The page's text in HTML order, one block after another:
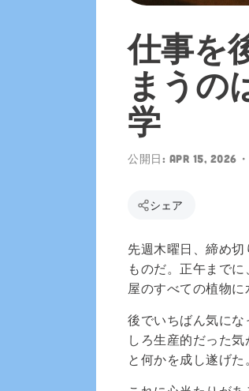
仕事を
まうの
学
公開日: Apr 15, 2026
シェア
先週木曜日、締め
ものだ。正午まで
屋のすべての植物に
後でいちばん気に
しろ生産的だった
と何かを成し遂げた